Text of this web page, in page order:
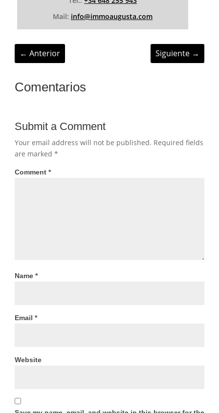
Mail: info@immoaugusta.com
← Anterior Siguiente →
Comentarios
Submit a Comment
Your email address will not be published. Required fields
are marked *
Comment *
Name *
Email *
Website